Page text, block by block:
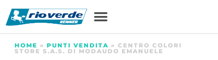
HOME » PUNTI VENDITA » CENTRO COLORI
STORE S.A.S. DI MODAUDO EMANUELE